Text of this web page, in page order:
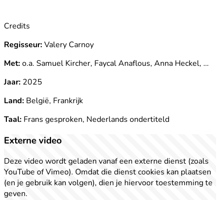
Credits
Regisseur:Valery Carnoy
Met:o.a. Samuel Kircher, Faycal Anaflous, Anna Heckel, …
Jaar: 2025
Land: België, Frankrijk
Taal: Frans gesproken, Nederlands ondertiteld
Externe video
Deze video wordt geladen vanaf een externe dienst (zoals
YouTube of Vimeo). Omdat die dienst cookies kan plaatsen
(en je gebruik kan volgen), dien je hiervoor toestemming te
geven.